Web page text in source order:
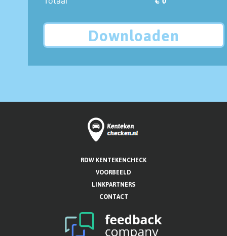
Downloaden
RDW KENTEKENCHECK
VOORBEELD
LINKPARTNERS
CONTACT